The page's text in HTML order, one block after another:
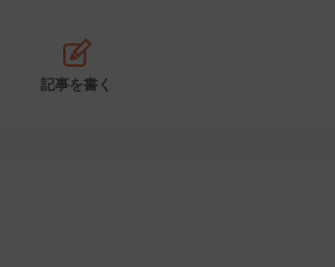
記事を書く